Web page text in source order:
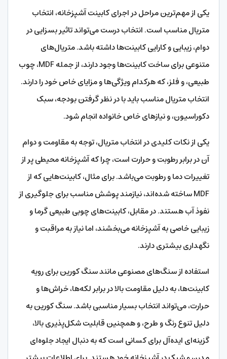
یکی از مهم‌ترین مراحل در اجرای کابینت آشپزخانه، انتخاب
متریال مناسب است. انتخاب درست می‌تواند تاثیر بسزایی در
دوام، زیبایی و کارایی کابینت‌ها داشته باشد. متریال‌های
متنوعی برای ساخت کابینت‌ها وجود دارند، از جمله MDF، چوب
طبیعی، و فلز، که هرکدام ویژگی‌ها و مزایای خاص خود را دارند.
انتخاب متریال مناسب باید با در نظر گرفتن بودجه، سبک
دکوراسیون، و نیازهای خاص خانواده انجام شود.
یکی از نکات کلیدی در انتخاب متریال، توجه به مقاومت و دوام
آن در برابر رطوبت و حرارت است، چرا که آشپزخانه محیطی پر از
تغییرات دما و رطوبت می‌باشد. برای مثال، کابینت‌هایی که از
MDF ساخته شده‌اند، نیازمند پوشش مناسب برای جلوگیری از
نفوذ آب هستند. در مقابل، کابینت‌های چوبی طبیعی گرما و
زیبایی خاصی به آشپزخانه می‌بخشند، اما نیاز به مراقبت و
نگهداری بیشتری دارند.
استفاده از سنگ‌های مصنوعی مانند سنگ کورین برای رویه
کابینت‌ها، به دلیل مقاومت بالا در برابر لکه‌ها، خراش‌ها و
حرارت، می‌تواند انتخاب بسیار مناسبی باشد. سنگ کورین به
دلیل تنوع رنگ و طرح، و همچنین قابلیت شکل‌پذیری بالا،
گزینه‌ای ایده‌آل برای کسانی است که به دنبال ایجاد جلوه‌ای